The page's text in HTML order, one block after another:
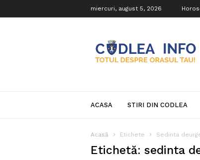
miercuri, august 5, 2026
Info
ACASA STIRI DIN CODLEA
Acasă Etichete Sedinta
Etichetă: sedinta